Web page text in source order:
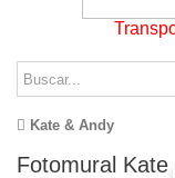
Kate & Andy
Fotomural